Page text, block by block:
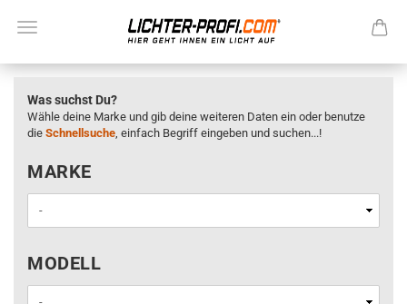
Was suchst Du?
Wähle deine Marke und gib deine weiteren Daten ein oder benutze
die Schnellsuche, einfach Begriff eingeben und suchen...!
MARKE
MARKE
MODELL
MODELL